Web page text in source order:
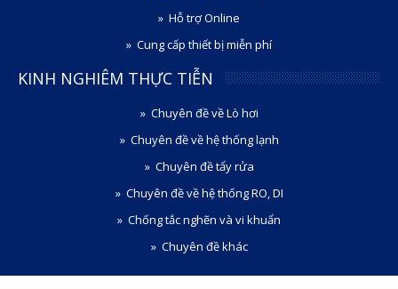
Hỗ trợ Online
Cung cấp thiết bị miễn phí
KINH NGHIÊM THỰC TIỄN
Chuyên đề về Lò hơi
Chuyên đề về hệ thống lạnh
Chuyên đề tẩy rửa
Chuyên đề về hệ thống RO, DI
Chống tắc nghẽn và vi khuẩn
Chuyên đề khác